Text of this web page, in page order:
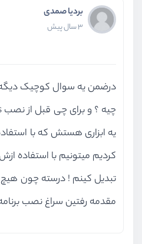
بردیا صمدی
3 سال پیش
تبدیل کینم ! درسته چون
مقدمه رفتین سراغ نصب